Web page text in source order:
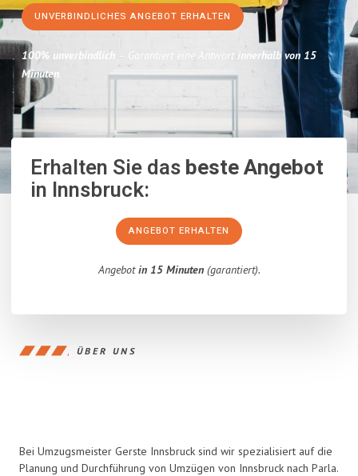
UNVERBINDLICHES ANGEBOT ERHALTEN
100% unverbindlich – Garantiert eine Antwort innerhalb von 15
Minuten.
Erhalten Sie dasbeste Angebot
in Innsbruck:
ANGEBOT ERHALTEN
Angebotin 15 Minuten(garantiert).
ÜBER UNS
Bei Umzugsmeister Gerste Innsbruck sind wir spezialisiert auf die
Planung und Durchführung von Umzügen von Innsbruck nach Parla.